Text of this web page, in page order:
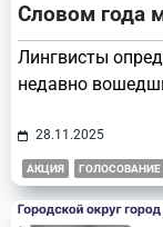
Словом года
Лингвисты
недавно
28.11.2025
АКЦИЯ ГОЛОСОВАНИЕ